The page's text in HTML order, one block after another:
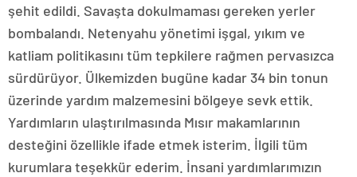
şehit edildi. Savaşta dokulmaması gereken yerler
bombalandı. Netenyahu yönetimi işgal, yıkım ve
katliam politikasını tüm tepkilere rağmen pervasızca
sürdürüyor. Ülkemizden bugüne kadar 34 bin tonun
üzerinde yardım malzemesini bölgeye sevk ettik.
Yardımların ulaştırılmasında Mısır makamlarının
desteğini özellikle ifade etmek isterim. İlgili tüm
kurumlara teşekkür ederim. İnsani yardımlarımızın